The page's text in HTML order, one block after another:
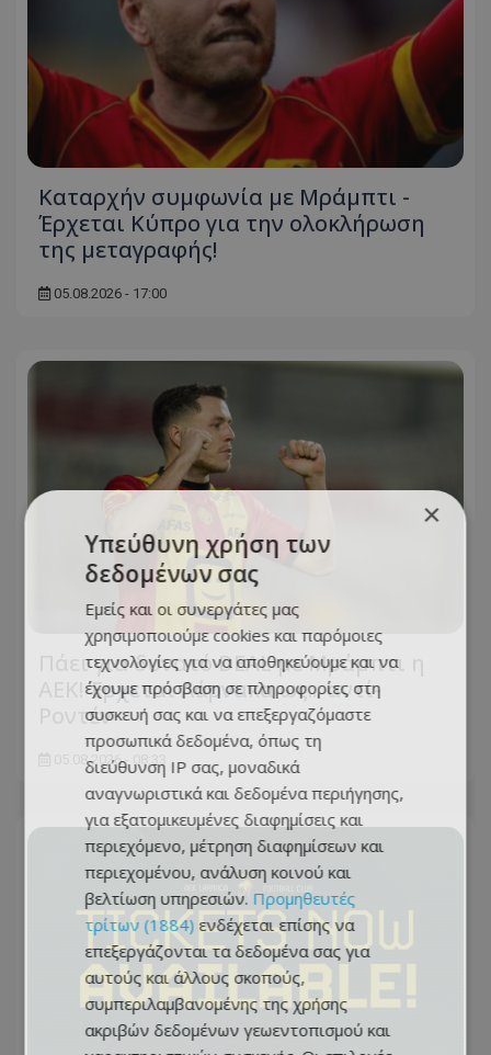
Καταρχήν συμφωνία με Μράμπτι -
Έρχεται Κύπρο για την ολοκλήρωση
της μεταγραφής!
05.08.2026 - 17:00
Πάει για δυνατό DEAL με Μράμπτι η
ΑΕΚ! Έρχεται Λάρνακα ως... αντί-
Ροντέν
05.08.2026 - 08:33
×
Υπεύθυνη χρήση των
δεδομένων σας
Εμείς και οι συνεργάτες μας
χρησιμοποιούμε cookies και παρόμοιες
τεχνολογίες για να αποθηκεύουμε και να
έχουμε πρόσβαση σε πληροφορίες στη
συσκευή σας και να επεξεργαζόμαστε
προσωπικά δεδομένα, όπως τη
διεύθυνση IP σας, μοναδικά
αναγνωριστικά και δεδομένα περιήγησης,
για εξατομικευμένες διαφημίσεις και
περιεχόμενο, μέτρηση διαφημίσεων και
περιεχομένου, ανάλυση κοινού και
βελτίωση υπηρεσιών. Προμηθευτές
τρίτων (1884) ενδέχεται επίσης να
επεξεργάζονται τα δεδομένα σας για
αυτούς και άλλους σκοπούς,
συμπεριλαμβανομένης της χρήσης
ακριβών δεδομένων γεωεντοπισμού και